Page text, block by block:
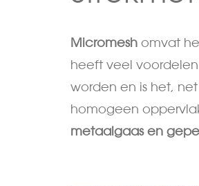
Micromesh omvat
heeft veel
worden en is het,
homogeen
metaalgaas en